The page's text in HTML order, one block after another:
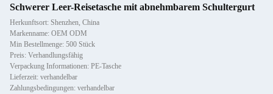
Schwerer Leer-Reisetasche mit abnehmbarem Schultergurt
Herkunftsort: Shenzhen, China
Markenname: OEM ODM
Min Bestellmenge: 500 Stück
Preis: Verhandlungsfähig
Verpackung Informationen: PE-Tasche
Lieferzeit: verhandelbar
Zahlungsbedingungen: verhandelbar